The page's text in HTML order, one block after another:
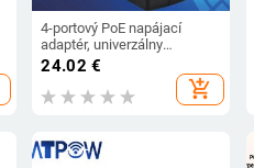
4-portový PoE napájací
adaptér, univerzálny
pripojovací modul, domáce
kancelárske počítačové
príslušenstvo, adaptér pre
24.02 €
add_shopping_cart